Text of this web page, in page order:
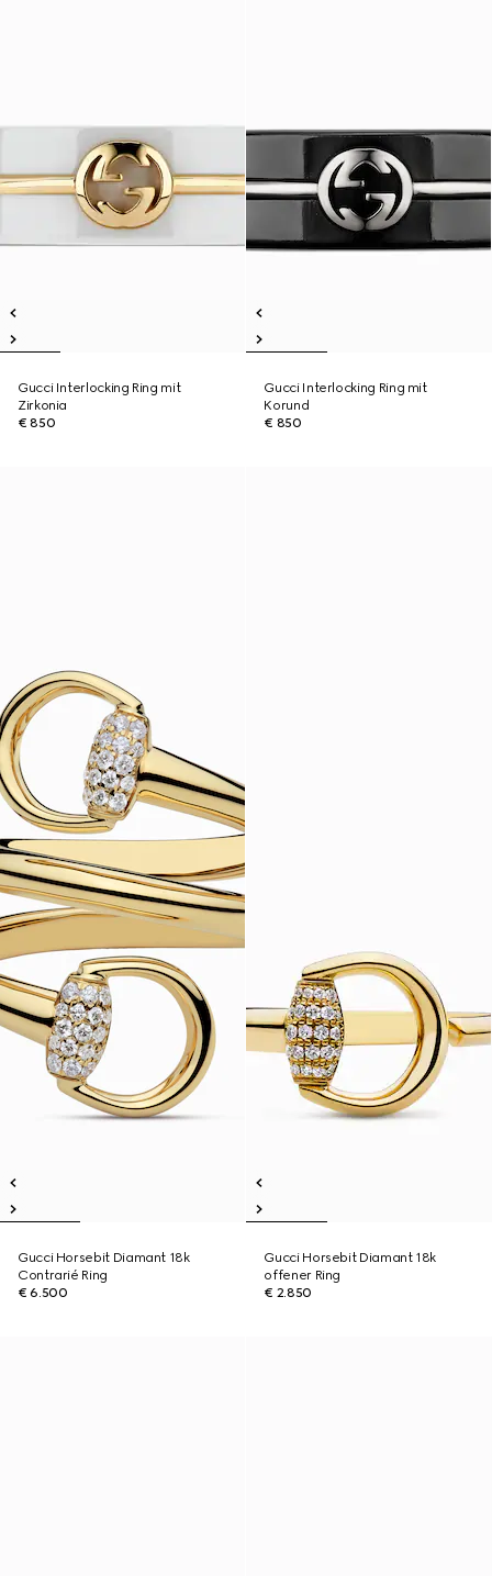
Gucci Interlocking Ring mit
Zirkonia
€ 850
Gucci Interlocking Ring mit
Korund
€ 850
Gucci Horsebit Diamant 18k
Contrarié Ring
€ 6.500
Gucci Horsebit Diamant 18k
offener Ring
€ 2.850